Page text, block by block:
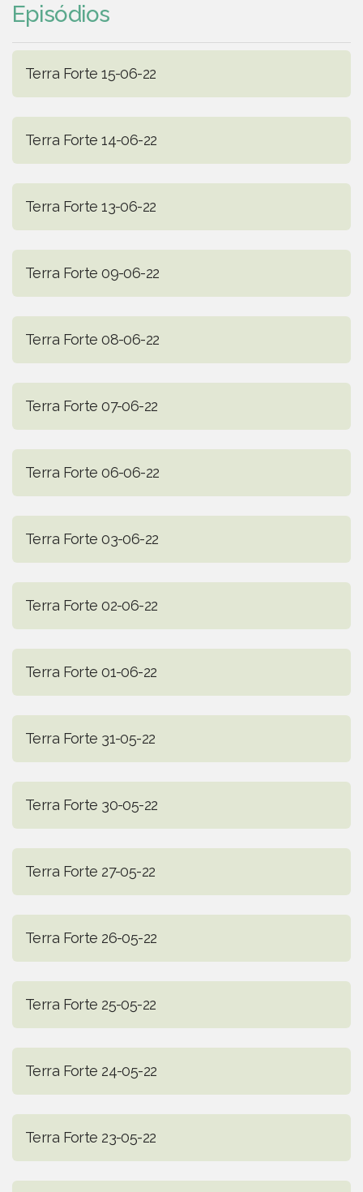
Episódios
Terra Forte 15-06-22
Terra Forte 14-06-22
Terra Forte 13-06-22
Terra Forte 09-06-22
Terra Forte 08-06-22
Terra Forte 07-06-22
Terra Forte 06-06-22
Terra Forte 03-06-22
Terra Forte 02-06-22
Terra Forte 01-06-22
Terra Forte 31-05-22
Terra Forte 30-05-22
Terra Forte 27-05-22
Terra Forte 26-05-22
Terra Forte 25-05-22
Terra Forte 24-05-22
Terra Forte 23-05-22